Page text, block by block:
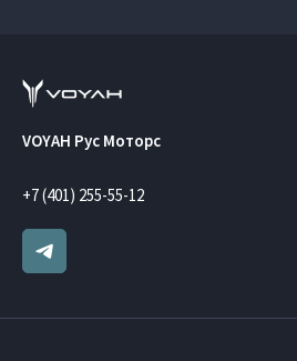
VOYAH Рус Моторс
+7 (401) 255-55-12